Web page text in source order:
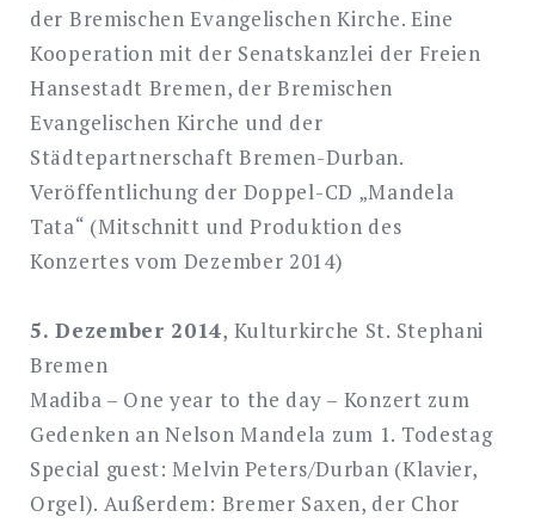
der Bremischen Evangelischen Kirche. Eine
Kooperation mit der Senatskanzlei der Freien
Hansestadt Bremen, der Bremischen
Evangelischen Kirche und der
Städtepartnerschaft Bremen-Durban.
Veröffentlichung der Doppel-CD „Mandela
Tata“ (Mitschnitt und Produktion des
Konzertes vom Dezember 2014)
5. Dezember 2014, Kulturkirche St. Stephani
Bremen
Madiba – One year to the day – Konzert zum
Gedenken an Nelson Mandela zum 1. Todestag
Special guest: Melvin Peters/Durban (Klavier,
Orgel). Außerdem: Bremer Saxen, der Chor